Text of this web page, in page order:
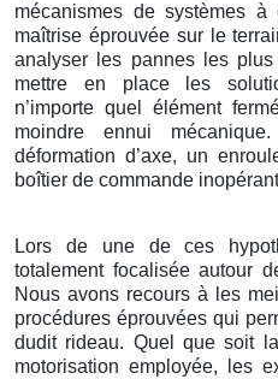
mécanismes de systèmes
maîtrise éprouvée sur le
analyser les pannes les
mettre en place les
n’importe quel élément
moindre ennui
déformation d’axe, un
boîtier de commande
Lors de une de ces
totalement focalisée autour
Nous avons recours à les
procédures éprouvées qui
dudit rideau. Quel que soit
motorisation employée, les